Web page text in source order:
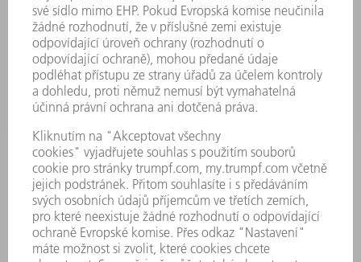
SERVIS
POUŽITÍ
ODVĚTVÍ
SPOLEČNOST
KARIÉRA
PRACOVNÍ NABÍDKY
PROFIL PODNIKU
VÝROČNÍ ZPRÁVA
ZÁSADY SPOLEČNOSTI
SHODA
SYSTÉM UPOZORŇOVAČŮ
SECURITY
TISKOVÉ ZPRÁVY
MAGAZÍN
UDRŽITELNOST